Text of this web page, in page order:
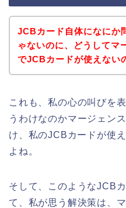
JCBカード自体になにか
ゃないのに、どうしてマ
でJCBカードが使えない
これも、私の心の叫びを
うわけなのかマージェン
け、私のJCBカードが使
よね。
そして、このようなJCB
て、私が思う解決策は、